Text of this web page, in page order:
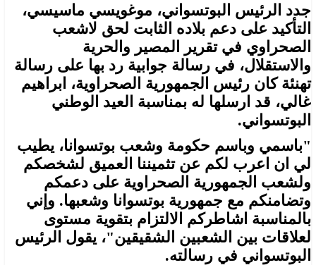
جدد الرئيس البوتسواني، موغويسي ماسيسي،
التأكيد على دعم بلاده الثابت لحق لاشعب
الصحراوي في تقرير المصير والحرية
والاستقلال، في رسالة جوابية رد بها على رسالة
تهنئة كان رئيس الجمهورية الصحراوية، ابراهيم
غالي، قد ارسلها له بمناسبة العيد الوطني
البوتسواني.
"باسمي وباسم حكومة وشعب بوتسوانا، يطيب
لي ان اعرب لكم عن تثميننا العميق لشخصكم
ولشعب الجمهورية الصحراوية على دعمكم
وتضامنكم مع جمهورية بوتسوانا وشعبها. وإني
بالمناسبة اشاطركم الالتزام بتقوية مستوى
لعلاقات بين الشعبين الشقيقين"، يقول الرئيس
البوتسواني في رسالته.